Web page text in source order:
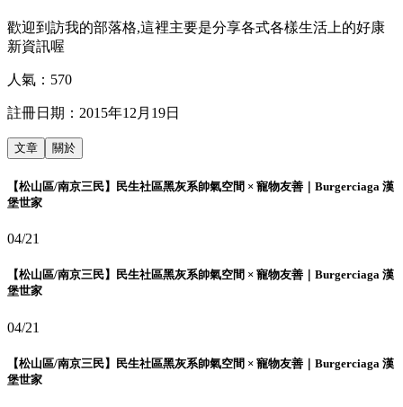
歡迎到訪我的部落格,這裡主要是分享各式各樣生活上的好康
新資訊喔
人氣： 570
註冊日期： 2015年12月19日
文章 關於
【松山區/南京三民】民生社區黑灰系帥氣空間 × 寵物友善｜Burgerciaga 漢
堡世家
04/21
【松山區/南京三民】民生社區黑灰系帥氣空間 × 寵物友善｜Burgerciaga 漢
堡世家
04/21
【松山區/南京三民】民生社區黑灰系帥氣空間 × 寵物友善｜Burgerciaga 漢
堡世家